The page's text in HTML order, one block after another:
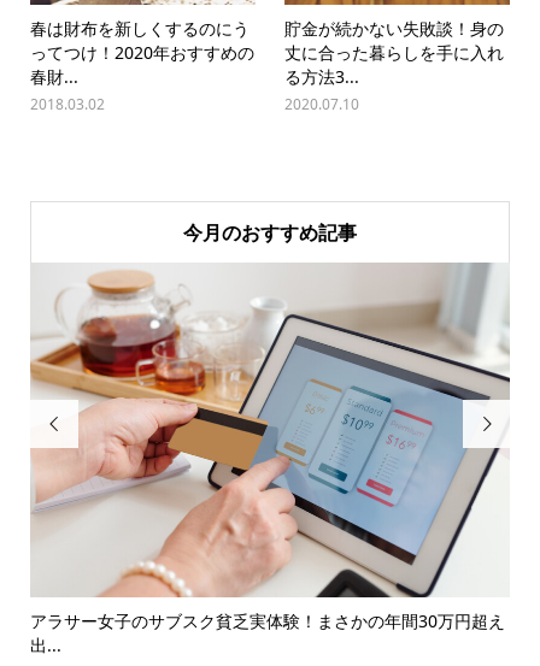
春は財布を新しくするのにう
ってつけ！2020年おすすめの
春財...
2018.03.02
貯金が続かない失敗談！身の
丈に合った暮らしを手に入れ
る方法3...
2020.07.10
今月のおすすめ記事

アラサー女子のサブスク貧乏実体験！まさかの年間30万円超え
出...
